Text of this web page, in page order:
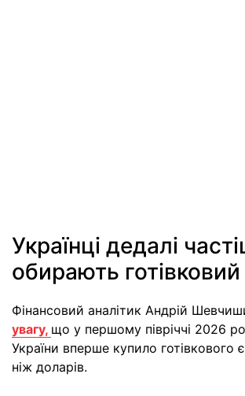
Українці дедалі
обирають
Фінансовий аналітик Андрій
увагу, що у першому півріччі 2026
України вперше купило готівкового
ніж доларів.